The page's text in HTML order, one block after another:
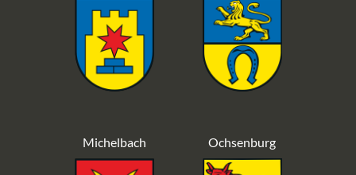
Michelbach Ochsenburg